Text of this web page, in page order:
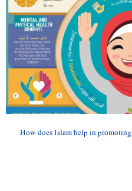
اسلام شکرگزاری کو فروغ دینے میں کس طرح مدد کرتا ہے (How does Islam help in promoting